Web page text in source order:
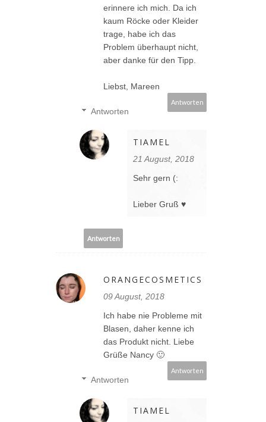
erinnere ich mich. Da ich
kaum Röcke oder Kleider
trage, habe ich das
Problem überhaupt nicht,
aber danke für den Tipp.
Liebst, Mareen
Antworten
Antworten
TIAMEL
21 August, 2018
Sehr gern (:
Lieber Gruß ♥
Antworten
ORANGECOSMETICS
09 August, 2018
Ich habe nie Probleme mit
Blasen, daher kenne ich
das Produkt nicht. Liebe
Grüße Nancy 🙂
Antworten
Antworten
TIAMEL